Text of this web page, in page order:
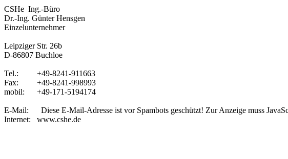
CSHe Ing.-Büro
Dr.-Ing. Günter Hensgen
Einzelunternehmer
Leipziger Str. 26b
D-86807 Buchloe
Tel.: +49-8241-911663
Fax: +49-8241-998993
mobil: +49-171-5194174
E-Mail: Diese E-Mail-Adresse ist vor Spambots geschützt! Zur Anzeige muss
Internet: www.cshe.de